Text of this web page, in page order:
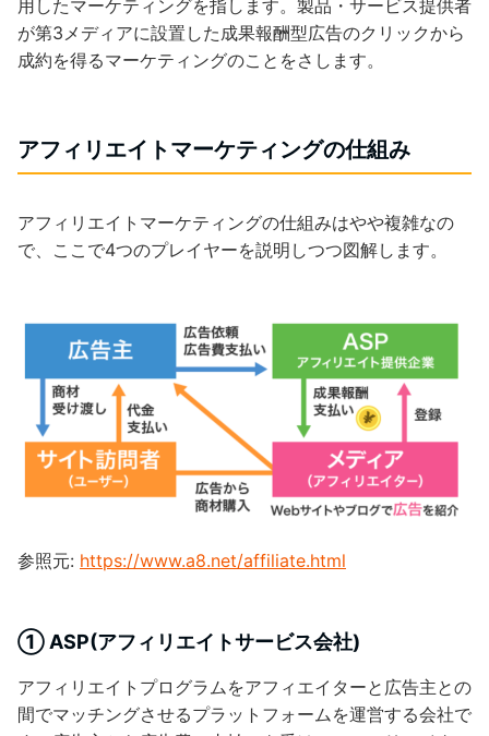
用したマーケティングを指します。製品・サービス提供者
が第3メディアに設置した成果報酬型広告のクリックから
成約を得るマーケティングのことをさします。
アフィリエイトマーケティングの仕組み
アフィリエイトマーケティングの仕組みはやや複雑なの
で、ここで4つのプレイヤーを説明しつつ図解します。
参照元: https://www.a8.net/affiliate.html
① ASP(アフィリエイトサービス会社)
アフィリエイトプログラムをアフィエイターと広告主との
間でマッチングさせるプラットフォームを運営する会社で